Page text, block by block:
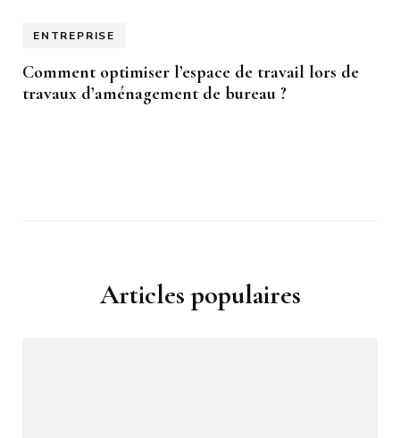
ENTREPRISE
Comment optimiser l’espace de travail lors de
travaux d’aménagement de bureau ?
Articles populaires